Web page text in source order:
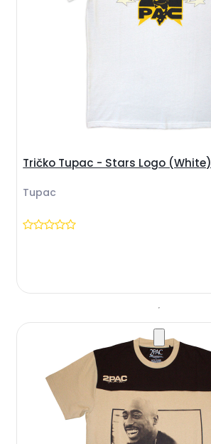
Tričko Tupac - Stars Logo (White)
Tupac